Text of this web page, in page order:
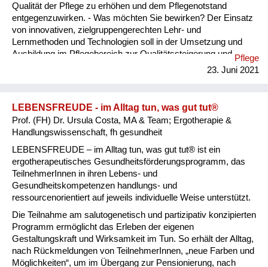
Qualität der Pflege zu erhöhen und dem Pflegenotstand
entgegenzuwirken. - Was möchten Sie bewirken? Der Einsatz
von innovativen, zielgruppengerechten Lehr- und
Lernmethoden und Technologien soll in der Umsetzung und
Ausbildung im Pflegebereich zur Qualitätssteigerung und
Linderung des Pflegenotstands in Österreich und entlang der
Donauraumprojekts D-CARE beschäftigt sich mit
Technologien und innovativen Lehr- und Lernmethoden. Dafür
treffen in einem 4-Helix-Ansatz Pflege-Stakeholder aus den
Bereichen EndnutzerInnen/Interessenvertretungen,
Industrie/KMU, Lehre & Forschung und Regierung/Verwaltung
zusammen, um Kooperation...
Pflege
23. Juni 2021
LEBENSFREUDE - im Alltag tun, was gut tut®
Prof. (FH) Dr. Ursula Costa, MA & Team; Ergotherapie &
Handlungswissenschaft, fh gesundheit
LEBENSFREUDE – im Alltag tun, was gut tut® ist ein
ergotherapeutisches Gesundheitsförderungsprogramm, das
TeilnehmerInnen in ihren Lebens- und
Gesundheitskompetenzen handlungs- und
ressourcenorientiert auf jeweils individuelle Weise unterstützt.
Die Teilnahme am salutogenetisch und partizipativ konzipierten
Programm ermöglicht das Erleben der eigenen
Gestaltungskraft und Wirksamkeit im Tun. So erhält der Alltag,
nach Rückmeldungen von TeilnehmerInnen, „neue Farben und
Möglichkeiten“, um im Übergang zur Pensionierung, nach